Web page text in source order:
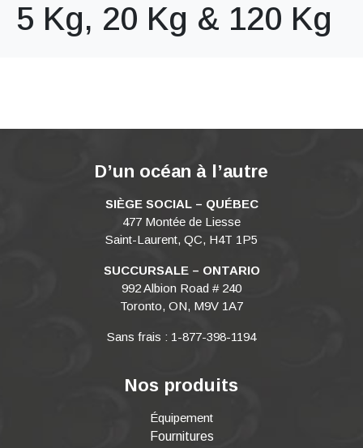
5 Kg, 20 Kg & 120 Kg
D’un océan à l’autre
SIÈGE SOCIAL – QUÉBEC
477 Montée de Liesse
Saint-Laurent, QC, H4T 1P5
SUCCURSALE – ONTARIO
992 Albion Road # 240
Toronto, ON, M9V 1A7
Sans frais : 1-877-398-1194
Nos produits
Équipement
Fournitures